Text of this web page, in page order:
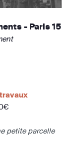
- Paris 15
petite parcelle